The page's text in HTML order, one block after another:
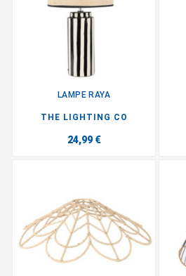
LAMPE RAYA
THE LIGHTING CO
24,99 €